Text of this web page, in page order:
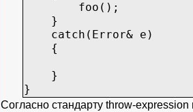
foo();
}
catch(Error& e)
{
}
}
Согласно стандарту throw-